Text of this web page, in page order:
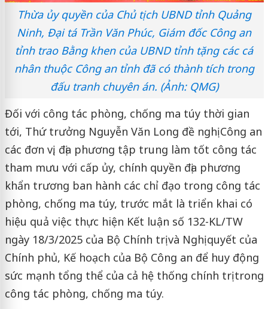
Thừa ủy quyền của Chủ tịch UBND tỉnh Quảng
Ninh, Đại tá Trần Văn Phúc, Giám đốc Công an
tỉnh trao Bằng khen của UBND tỉnh tặng các cá
nhân thuộc Công an tỉnh đã có thành tích trong
đấu tranh chuyên án. (Ảnh: QMG)
Đối với công tác phòng, chống ma túy thời gian
tới, Thứ trưởng Nguyễn Văn Long đề nghị Công an
các đơn vị, địa phương tập trung làm tốt công tác
tham mưu với cấp ủy, chính quyền địa phương
khẩn trương ban hành các chỉ đạo trong công tác
phòng, chống ma túy, trước mắt là triển khai có
hiệu quả việc thực hiện Kết luận số 132-KL/TW
ngày 18/3/2025 của Bộ Chính trị và Nghị quyết của
Chính phủ, Kế hoạch của Bộ Công an để huy động
sức mạnh tổng thể của cả hệ thống chính trị trong
công tác phòng, chống ma túy.